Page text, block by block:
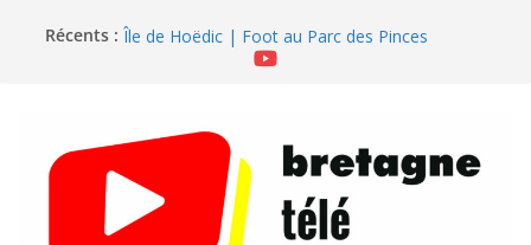
Récents : Île de Hoëdic | Dimanche le Jour du Zodiac
Île de Hoëdic | Foot au Parc des Pinces
Île de Hoëdic | Sensations Fortes en Open Skiff